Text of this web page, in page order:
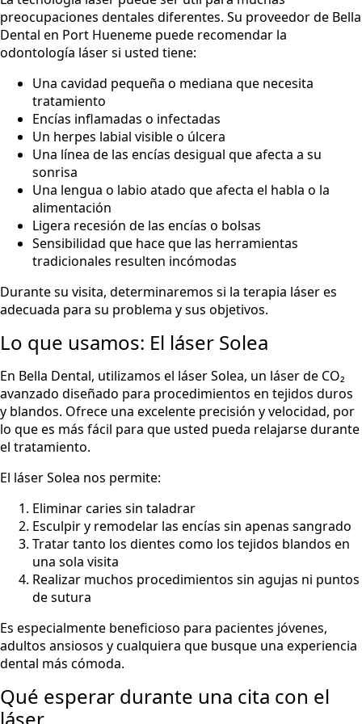
preocupaciones dentales diferentes. Su proveedor de Bella
Dental en Port Hueneme puede recomendar la
odontología láser si usted tiene:
Una cavidad pequeña o mediana que necesita
tratamiento
Encías inflamadas o infectadas
Un herpes labial visible o úlcera
Una línea de las encías desigual que afecta a su
sonrisa
Una lengua o labio atado que afecta el habla o la
alimentación
Ligera recesión de las encías o bolsas
Sensibilidad que hace que las herramientas
tradicionales resulten incómodas
Durante su visita, determinaremos si la terapia láser es
adecuada para su problema y sus objetivos.
Lo que usamos: El láser Solea
En Bella Dental, utilizamos el láser Solea, un láser de CO₂
avanzado diseñado para procedimientos en tejidos duros
y blandos. Ofrece una excelente precisión y velocidad, por
lo que es más fácil para que usted pueda relajarse durante
el tratamiento.
El láser Solea nos permite:
Eliminar caries sin taladrar
Esculpir y remodelar las encías sin apenas sangrado
Tratar tanto los dientes como los tejidos blandos en
una sola visita
Realizar muchos procedimientos sin agujas ni puntos
de sutura
Es especialmente beneficioso para pacientes jóvenes,
adultos ansiosos y cualquiera que busque una experiencia
dental más cómoda.
Qué esperar durante una cita con el